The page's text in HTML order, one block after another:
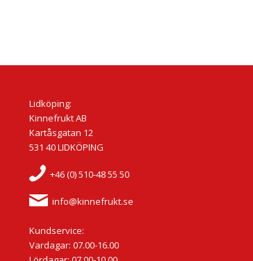
Lidköping:
Kinnefrukt AB
Kartåsgatan 12
531 40 LIDKÖPING
+46 (0) 510-48 55 50
info@kinnefrukt.se
Kundservice:
Vardagar: 07.00-16.00